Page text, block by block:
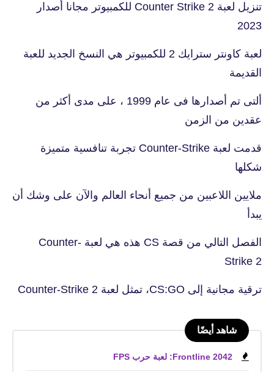
تنزيل لعبة Counter Strike 2 للكمبيوتر مجانا أصدار
2023
لعبة كاونتر سترايك 2 للكمبيوتر هي النسخ الجديد للعبة
القديمة
ألتى تم أصدارها فى عام 1999 ، على مدى أكثر من
عقدين من الزمن
قدمت لعبة Counter-Strike تجربة تنافسية متميزة
شكلها
ملايين اللاعبين من جميع أنحاء العالم والآن على وشك أن
يبدأ
الفصل التالي من قصة CS هذه هي لعبة Counter-
Strike 2
ترقية مجانية إلى CS:GO، تمثل لعبة Counter-Strike 2
شاهد أيضًا
Frontline 2042: لعبة حرب FPS